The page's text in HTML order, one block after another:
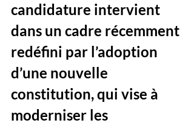
candidature intervient
dans un cadre récemment
redéfini par l’adoption
d’une nouvelle
constitution, qui vise à
moderniser les